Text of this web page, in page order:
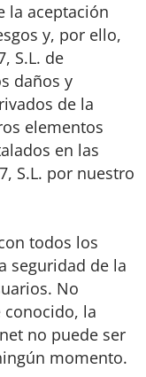
la aceptación
y, por ello,
S.L. de
daños y
de la
elementos
en las
S.L. por nuestro
todos los
seguridad de la
No
la
no puede ser
momento.